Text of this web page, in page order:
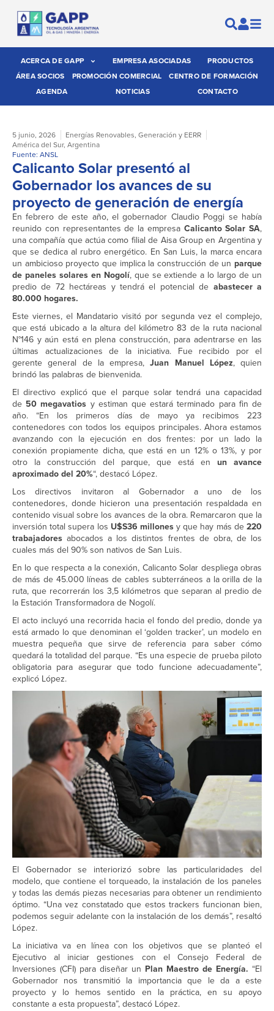
ACERCA DE GAPP EMPRESA ASOCIADAS
PRODUCTOS
ÁREA SOCIOS
PROMOCIÓN COMERCIAL
CENTRO DE FORMACIÓN
AGENDA
NOTICIAS CONTACTO
5 junio, 2026 Energías Renovables, Generación y EERR
América del Sur, Argentina
Fuente: ANSL
Calicanto Solar presentó al
Gobernador los avances de su
proyecto de generación de energía
En febrero de este año, el gobernador Claudio Poggi se había
reunido con representantes de la empresa Calicanto Solar SA,
una compañía que actúa como filial de Aisa Group en Argentina y
que se dedica al rubro energético. En San Luis, la marca encara
un ambicioso proyecto que implica la construcción de un parque
de paneles solares en Nogolí, que se extiende a lo largo de un
predio de 72 hectáreas y tendrá el potencial de abastecer a
80.000 hogares.
Este viernes, el Mandatario visitó por segunda vez el complejo,
que está ubicado a la altura del kilómetro 83 de la ruta nacional
N°146 y aún está en plena construcción, para adentrarse en las
últimas actualizaciones de la iniciativa. Fue recibido por el
gerente general de la empresa,Juan Manuel López, quien
brindó las palabras de bienvenida.
El directivo explicó que el parque solar tendrá una capacidad
de 50 megavatios y estiman que estará terminado para fin de
año. “En los primeros días de mayo ya recibimos 223
contenedores con todos los equipos principales. Ahora estamos
avanzando con la ejecución en dos frentes: por un lado la
conexión propiamente dicha, que está en un 12% o 13%, y por
otro la construcción del parque, que está en un avance
aproximado del 20%“, destacó López.
Los directivos invitaron al Gobernador a uno de los
contenedores, donde hicieron una presentación respaldada en
contenido visual sobre los avances de la obra. Remarcaron que la
inversión total supera los U$S36 millonesy que hay más de220
trabajadores abocados a los distintos frentes de obra, de los
cuales más del 90% son nativos de San Luis.
En lo que respecta a la conexión, Calicanto Solar despliega obras
de más de 45.000 líneas de cables subterráneos a la orilla de la
ruta, que recorrerán los 3,5 kilómetros que separan al predio de
la Estación Transformadora de Nogolí.
El acto incluyó una recorrida hacia el fondo del predio, donde ya
está armado lo que denominan el ‘golden tracker’, un modelo en
muestra pequeña que sirve de referencia para saber cómo
quedará la totalidad del parque. “Es una especie de prueba piloto
obligatoria para asegurar que todo funcione adecuadamente”,
explicó López.
El Gobernador se interiorizó sobre las particularidades del
modelo, que contiene el torqueado, la instalación de los paneles
y todas las demás piezas necesarias para obtener un rendimiento
óptimo. “Una vez constatado que estos trackers funcionan bien,
podemos seguir adelante con la instalación de los demás”, resaltó
López.
La iniciativa va en línea con los objetivos que se planteó el
Ejecutivo al iniciar gestiones con el Consejo Federal de
Inversiones (CFI) para diseñar un Plan Maestro de Energía. “El
Gobernador nos transmitió la importancia que le da a este
proyecto y lo hemos sentido en la práctica, en su apoyo
constante a esta propuesta”, destacó López.